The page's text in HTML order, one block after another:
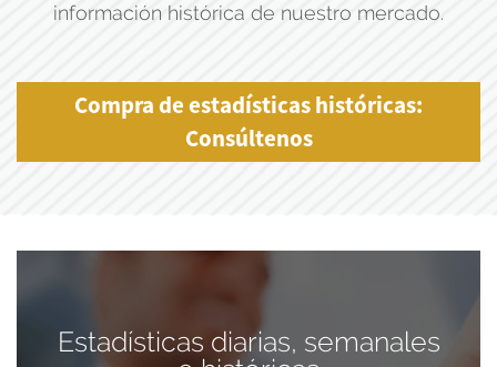
información histórica de nuestro mercado.
Compra de estadísticas históricas:
Consúltenos
Estadísticas diarias, semanales